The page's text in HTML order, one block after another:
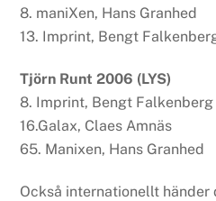
8. maniXen, Hans Granhed
13. Imprint, Bengt
Tjörn Runt 2006 (LYS)
8. Imprint, Bengt Falkenberg
16.Galax, Claes Amnäs
65. Manixen, Hans Granhed
Också internationellt händer